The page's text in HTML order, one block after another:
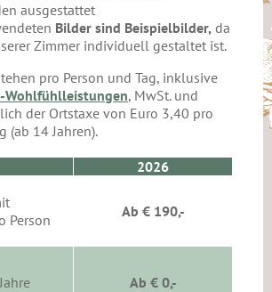
ausgestattet
Bilder sind Beispielbilder, da
Zimmer individuell gestaltet ist.
pro Person und Tag, inklusive
Wohlfühlleistungen, MwSt. und
der Ortstaxe von Euro 3,40 pro
(ab 14 Jahren).
2026
Person
Ab € 190,-
Ab € 0,-